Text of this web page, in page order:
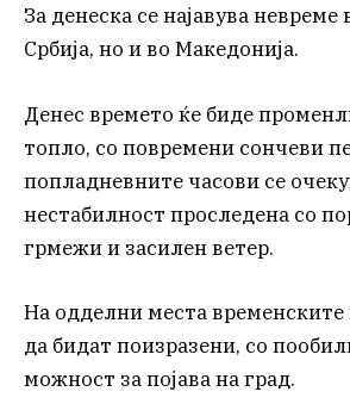
За денеска се најавува невреме
Србија, но и во Македонија.
Денес времето ќе биде
топло, со повремени сончеви
попладневните часови се
нестабилност проследена со
грмежи и засилен ветер.
На одделни места
да бидат поизразени, со
можност за појава на град.